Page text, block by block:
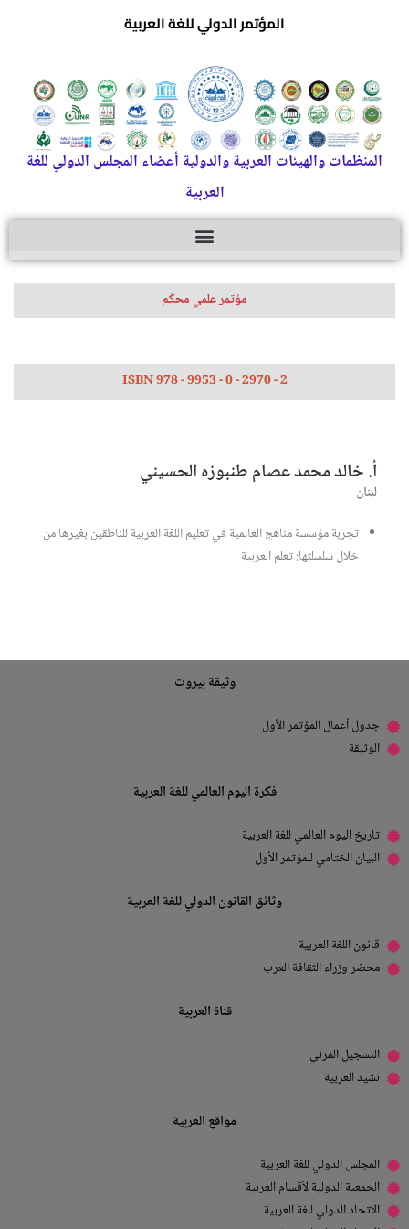
المؤتمر الدولي للغة العربية
المنظمات والهيئات العربية والدولية أعضاء المجلس الدولي للغة
العربية
مؤتمر علمي محكّم
ISBN 978 - 9953 - 0 - 2970 - 2
أ. خالد محمد عصام طنبوزه الحسيني
لبنان
تجربة مؤسسة مناهج العالمية في تعليم اللغة العربية للناطقين بغيرها من
خلال سلسلتها: تعلم العربية
وثيقة بيروت
جدول أعمال المؤتمر الأول
الوثيقة
فكرة اليوم العالمي للغة العربية
تاريخ اليوم العالمي للغة العربية
البيان الختامي للمؤتمر الأول
وثائق القانون الدولي للغة العربية
قانون اللغة العربية
محضر وزراء الثقافة العرب
قناة العربية
التسجيل المرئي
نشيد العربية
مواقع العربية
المجلس الدولي للغة العربية
الجمعية الدولية لأقسام العربية
الاتحاد الدولي للغة العربية